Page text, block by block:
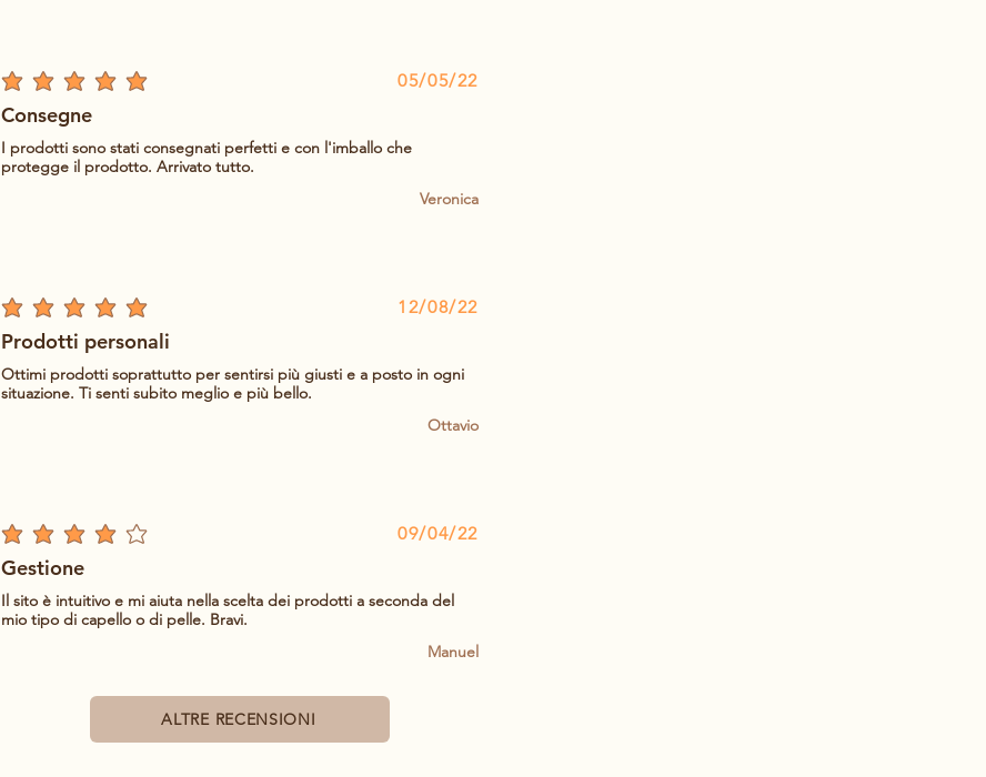
la valutazione media è 5 su 5 05/05/22
Consegne
I prodotti sono stati consegnati perfetti e con l'imballo che
protegge il prodotto. Arrivato tutto.
Veronica
la valutazione media è 5 su 5 12/08/22
Prodotti personali
Ottimi prodotti soprattutto per sentirsi più giusti e a posto in ogni
situazione. Ti senti subito meglio e più bello.
Ottavio
la valutazione media è 4 su 5 09/04/22
Gestione
Il sito è intuitivo e mi aiuta nella scelta dei prodotti a seconda del
mio tipo di capello o di pelle. Bravi.
Manuel
ALTRE RECENSIONI